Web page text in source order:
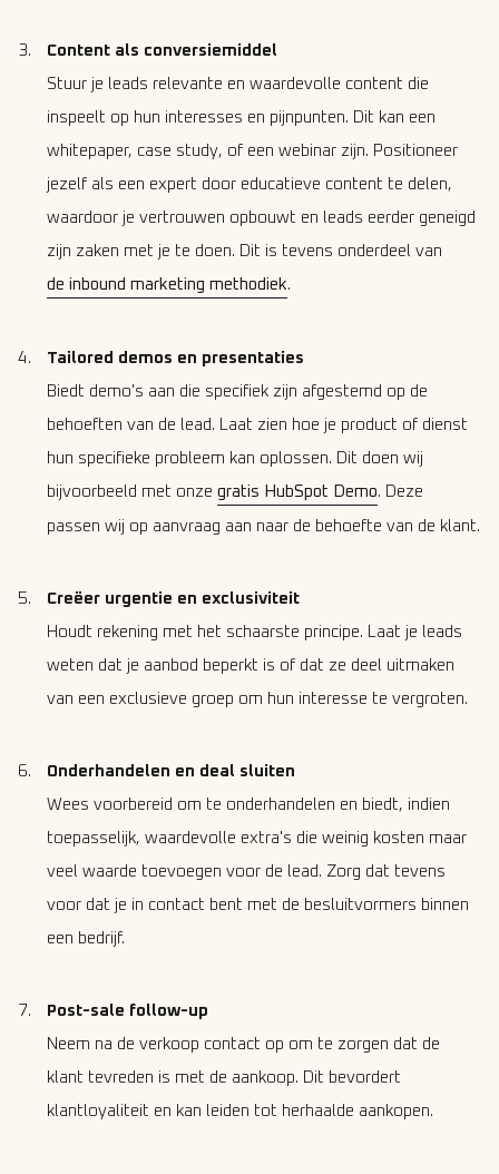
Content als conversiemiddel
Stuur je leads relevante en waardevolle content die
inspeelt op hun interesses en pijnpunten. Dit kan een
whitepaper, case study, of een webinar zijn. Positioneer
jezelf als een expert door educatieve content te delen,
waardoor je vertrouwen opbouwt en leads eerder geneigd
zijn zaken met je te doen. Dit is tevens onderdeel van
de inbound marketing methodiek.
Tailored demos en presentaties
Biedt demo's aan die specifiek zijn afgestemd op de
behoeften van de lead. Laat zien hoe je product of dienst
hun specifieke probleem kan oplossen. Dit doen wij
bijvoorbeeld met onze gratis HubSpot Demo. Deze
passen wij op aanvraag aan naar de behoefte van de klant.
Creëer urgentie en exclusiviteit
Houdt rekening met het schaarste principe. Laat je leads
weten dat je aanbod beperkt is of dat ze deel uitmaken
van een exclusieve groep om hun interesse te vergroten.
Onderhandelen en deal sluiten
Wees voorbereid om te onderhandelen en biedt, indien
toepasselijk, waardevolle extra's die weinig kosten maar
veel waarde toevoegen voor de lead. Zorg dat tevens
voor dat je in contact bent met de besluitvormers binnen
een bedrijf.
Post-sale follow-up
Neem na de verkoop contact op om te zorgen dat de
klant tevreden is met de aankoop. Dit bevordert
klantloyaliteit en kan leiden tot herhaalde aankopen.